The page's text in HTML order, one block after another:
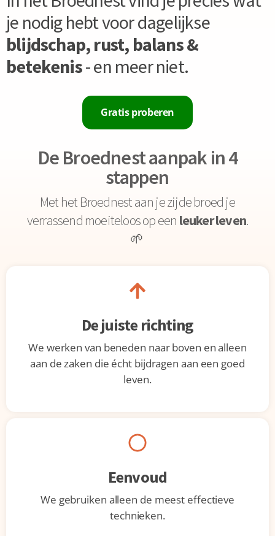
je nodig hebt voor dagelijkse
blijdschap, rust, balans &
betekenis- en meer niet.
Gratis proberen
De Broednest aanpak in 4
stappen
Met het Broednest aan je zijde broed je
verrassend moeiteloos op een leuker leven.
🌱
De juiste richting
We werken van beneden naar boven en alleen
aan de zaken die écht bijdragen aan een goed
leven.
Eenvoud
We gebruiken alleen de meest effectieve
technieken.